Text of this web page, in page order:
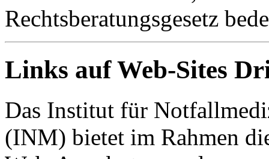
Rechtsberatungsgesetz
Links auf Web-Sites
Das Institut für
(INM) bietet im Rahmen